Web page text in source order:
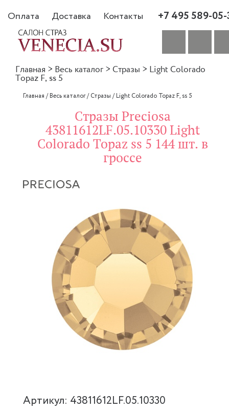
Оплата Доставка Контакты +7 495 589-
Главная > Весь каталог > Стразы > Light Colorado
Topaz F, ss 5
Главная /Весь каталог/Стразы /Light Colorado Topaz F, ss 5
Стразы Preciosa
43811612LF.05.10330 Light
Colorado Topaz ss 5 144 шт. в
гроссе
Артикул: 43811612LF.05.10330